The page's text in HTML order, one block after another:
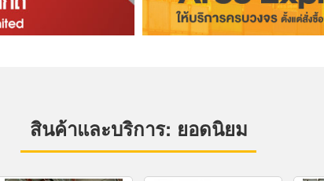
สินค้าและบริการ: ยอดนิยม